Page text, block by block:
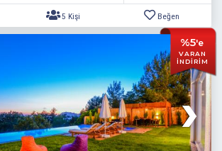
5 Kişi Beğen
%5'e
VARAN
İNDİRİM